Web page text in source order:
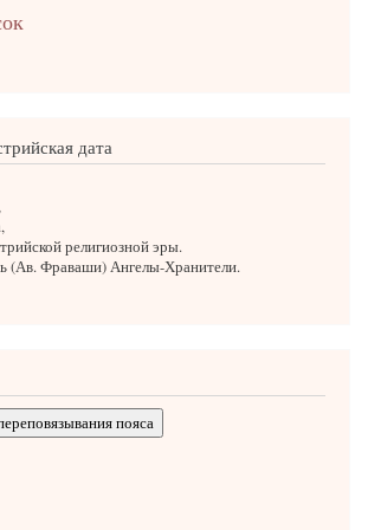
дата
религиозной эры.
(Ав. Фраваши) Ангелы-Хранители.
пояса